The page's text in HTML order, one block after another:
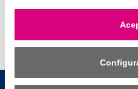
momento haciendo clic en el
privacidad» que aparece en
la izquierda de la página